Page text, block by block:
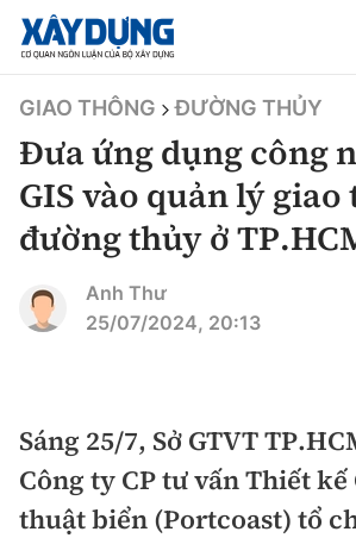
TIN BỘ XÂY DỰNG
CHUYÊN MỤC
Mới nhất
Chính trị
Xã hội
Xây dựng
Chỉ đạo điều hành
Giao thông
GIAO THÔNG ĐƯỜNG THỦY
Đưa ứng dụng công
GIS vào quản lý giao
đường thủy ở
Anh Thư
25/07/2024, 20:13
Sáng 25/7, Sở GTVT
Công ty CP tư vấn Thiết kế
thuật biển (Portcoast) tổ